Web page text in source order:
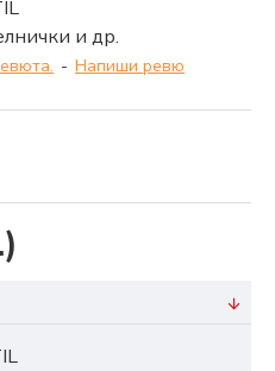
- Напиши ревю